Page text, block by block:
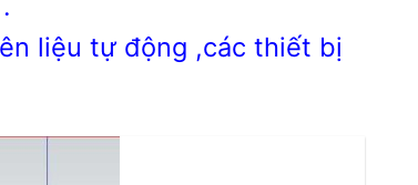
liệu tự động ,các thiết bị